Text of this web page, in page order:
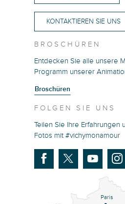
KONTAKTIEREN SIE UNS
BROSCHÜREN
Entdecken Sie alle unsere
Programm unserer
Broschüren
FOLGEN SIE UNS
Teilen Sie Ihre Erfahrungen
Fotos mit #vichymonamour
Paris